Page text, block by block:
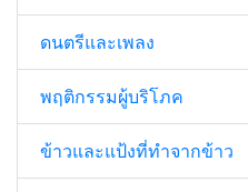
ดนตรีและเพลง
พฤติกรรมผู้บริโภค
ข้าวและแป้งที่ทำจากข้าว